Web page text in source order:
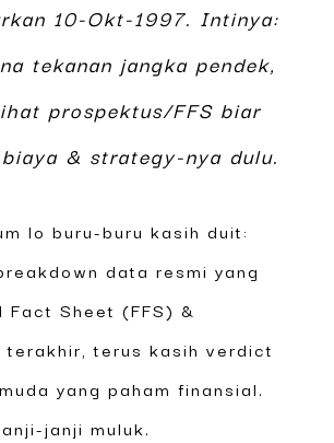
10-Okt-1997. Intinya:
tekanan jangka pendek,
prospektus/FFS biar
& strategy-nya dulu.
lo buru-buru kasih duit:
data resmi yang
Fact Sheet (FFS) &
terakhir, terus kasih verdict
yang paham finansial.
janji muluk.